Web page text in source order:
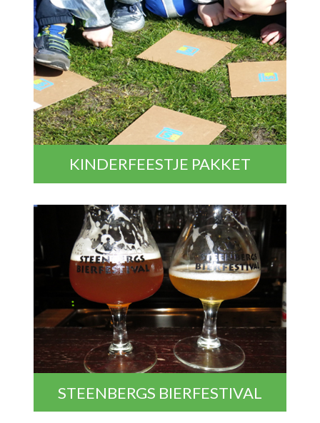
KINDERFEESTJE PAKKET
STEENBERGS BIERFESTIVAL